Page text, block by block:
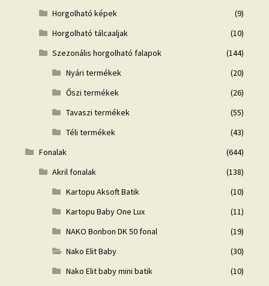
Horgolható képek
(9)
Horgolható tálcaaljak
(10)
Szezonális horgolható falapok
(144)
Nyári termékek
(20)
Őszi termékek
(26)
Tavaszi termékek
(55)
Téli termékek
(43)
Fonalak
(644)
Akril fonalak
(138)
Kartopu Aksoft Batik
(10)
Kartopu Baby One Lux
(11)
NAKO Bonbon DK 50 fonal
(19)
Nako Elit Baby
(30)
Nako Elit baby mini batik
(10)